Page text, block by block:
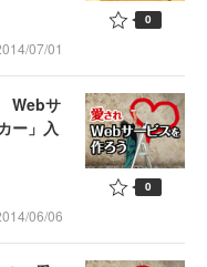
07/01
0
Webサ
ー」入
06/06
0